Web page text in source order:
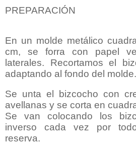
PREPARACIÓN
En un molde metálico
cm, se forra con papel
laterales. Recortamos el
adaptando al fondo del molde.
Se unta el bizcocho con
avellanas y se corta en
Se van colocando los
inverso cada vez por
reserva.